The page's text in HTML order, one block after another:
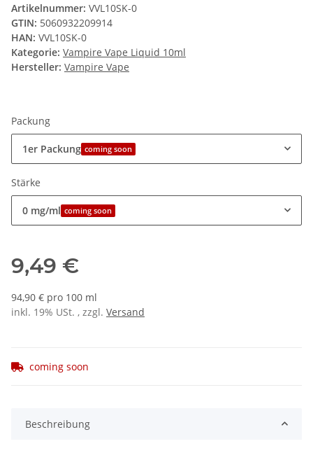
Artikelnummer: VVL10SK-0
GTIN: 5060932209914
HAN: VVL10SK-0
Kategorie: Vampire Vape Liquid 10ml
Hersteller: Vampire Vape
Packung
1er Packung coming soon
Stärke
0 mg/ml coming soon
9,49 €
94,90 € pro 100 ml
inkl. 19% USt. , zzgl. Versand
coming soon
Beschreibung